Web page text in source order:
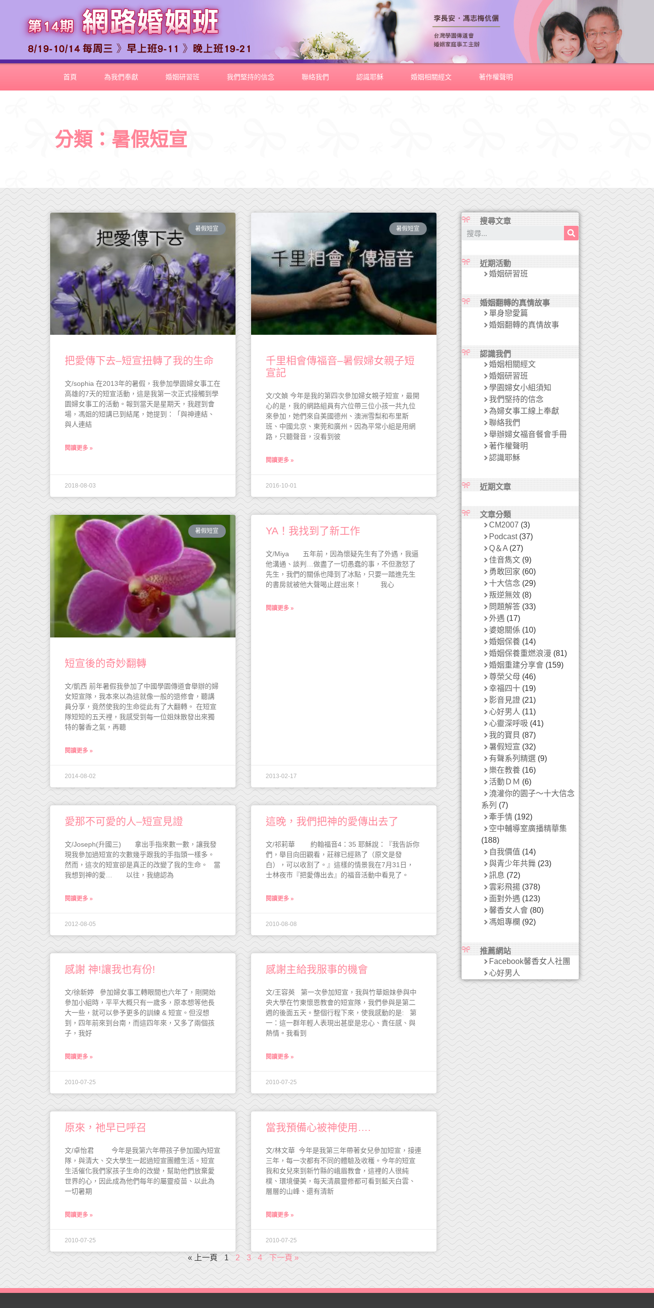
首頁 為我們奉獻 婚姻研習班 我們堅持的信念 聯絡我們 認識耶穌 婚姻相關經文 著作權聲明
分類：暑假短宣
暑假短宣
把愛傳下去–短宣扭轉了我的生命
文/sophia 在2013年的暑假，我參加學園婦女事工在
高雄的7天的短宣活動，這是我第一次正式接觸到學
園婦女事工的活動。報到當天是星期天，我趕到會
場，馮姐的短講已到結尾，她提到：「與神連結、
與人連結
閱讀更多 »
2018-08-03
暑假短宣
千里相會傳福音–暑假婦女親子短
宣記
文/文媜 今年是我的第四次參加婦女親子短宣，最開
心的是，我的網路組員有六位帶三位小孩一共九位
來參加，她們來自美國德州、澳洲雪梨和布里斯
班、中國北京、東莞和廣州。因為平常小組是用網
路，只聽聲音，沒看到彼
閱讀更多 »
2016-10-01
暑假短宣
短宣後的奇妙翻轉
文/凱西 前年暑假我參加了中國學園傳道會舉辦的婦
女短宣隊，我本來以為這就像一般的退修會，聽講
員分享，竟然使我的生命從此有了大翻轉。 在短宣
隊短短的五天裡，我感受到每一位姐妹散發出來獨
特的馨香之氣，再聽
閱讀更多 »
2014-08-02
YA！我找到了新工作
文/Miya 五年前，因為懷疑先生有了外遇，我逼
他溝通、談判…做盡了一切愚蠢的事，不但激怒了
先生，我們的關係也降到了冰點，只要一踏進先生
的書房就被他大聲喝止趕出來！ 我心
閱讀更多 »
2013-02-17
愛那不可愛的人–短宣見證
文/Joseph(升國三) 拿出手指來數一數，讓我發
現我參加過短宣的次數幾乎跟我的手指頭一樣多。
然而，這次的短宣卻是真正的改變了我的生命。 當
我想到神的愛… 以往，我總認為
閱讀更多 »
2012-08-05
這晚，我們把神的愛傳出去了
文/祁莉華 約翰福音4：35 耶穌說：『我告訴你
們，舉目向田觀看，莊稼已經熟了（原文是發
白），可以收割了。』這樣的情景我在7月31日，
士林夜市『把愛傳出去』的福音活動中看見了。
閱讀更多 »
2010-08-08
感謝 神!讓我也有份!
文/徐新婷 參加婦女事工轉眼間也六年了，剛開始
參加小組時，平平大概只有一歲多，原本想等他長
大一些，就可以參予更多的訓練 & 短宣。但沒想
到，四年前來到台南，而這四年來，又多了兩個孩
子，我好
閱讀更多 »
2010-07-25
感謝主給我服事的機會
文/王容英 第一次參加短宣，我與竹華姐妹參與中
央大學在竹東懷恩教會的短宣隊，我們參與是第二
週的後面五天。整個行程下來，使我感動的是: 第
一：這一群年輕人表現出甚麼是忠心、責任感、與
熱情。我看到
閱讀更多 »
2010-07-25
原來，祂早已呼召
文/卓怡君 今年是我第六年帶孩子參加國內短宣
隊，與清大、交大學生一起過短宣團體生活。短宣
生活催化我們家孩子生命的改變，幫助他們放棄愛
世界的心，因此成為他們每年的屬靈疫苗、以此為
一切暑期
閱讀更多 »
2010-07-25
當我預備心被神使用….
文/林文華 今年是我第三年帶著女兒參加短宣，接連
三年，每一次都有不同的體驗及收穫。今年的短宣
我和女兒來到新竹縣的峨眉教會，這裡的人很純
樸、環境優美，每天清晨靈修都可看到藍天白雲、
層層的山峰、還有清新
閱讀更多 »
2010-07-25
« 上一頁 1 2 3 4 下一頁 »
搜尋文章
近期活動
婚姻研習班
婚姻翻轉的真情故事
單身戀愛篇
婚姻翻轉的真情故事
認識我們
婚姻相關經文
婚姻研習班
學園婦女小組須知
我們堅持的信念
為婦女事工線上奉獻
聯絡我們
舉辦婦女福音餐會手冊
著作權聲明
認識耶穌
近期文章
文章分類
CM2007 (3)
Podcast(37)
Q＆A(27)
佳音雋文(9)
勇敢回家 (60)
十大信念 (29)
叛逆無效(8)
問題解答(33)
外遇 (17)
婆媳關係 (10)
婚姻保養(14)
婚姻保養重燃浪漫 (81)
婚姻重建分享會(159)
尊榮父母 (46)
幸福四十(19)
影音見證(21)
心好男人 (11)
心靈深呼吸 (41)
我的寶貝 (87)
暑假短宣 (32)
有聲系列精選(9)
樂在教養(16)
活動ＤＭ (6)
澆灌你的園子～十大信念
系列 (7)
牽手情(192)
空中輔導室廣播精華集
(188)
自我價值 (14)
與青少年共舞(23)
訊息 (72)
雲彩飛揚(378)
面對外遇 (123)
馨香女人會(80)
馮姐專欄 (92)
推薦網站
Facebook馨香女人社團
心好男人